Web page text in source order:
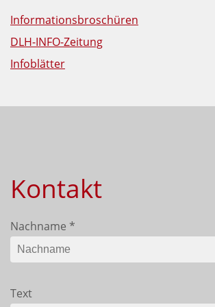
Informationsbroschüren
DLH-INFO-Zeitung
Infoblätter
Kontakt
Nachname *
Text